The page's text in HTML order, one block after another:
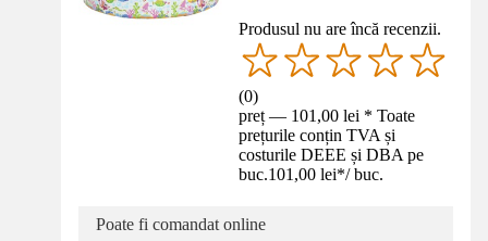
Produsul nu are încă recenzii.
(0)
preț — 101,00 lei * Toate
prețurile conțin TVA și
costurile DEEE și DBA pe
buc.101,00 lei*/ buc.
Poate fi comandat online